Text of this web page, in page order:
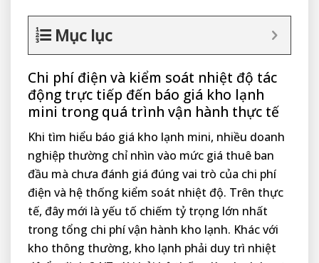
Mục lục
Chi phí điện và kiểm soát nhiệt độ tác
động trực tiếp đến báo giá kho lạnh
mini trong quá trình vận hành thực tế
Khi tìm hiểu báo giá kho lạnh mini, nhiều doanh
nghiệp thường chỉ nhìn vào mức giá thuê ban
đầu mà chưa đánh giá đúng vai trò của chi phí
điện và hệ thống kiểm soát nhiệt độ. Trên thực
tế, đây mới là yếu tố chiếm tỷ trọng lớn nhất
trong tổng chi phí vận hành kho lạnh. Khác với
kho thông thường, kho lạnh phải duy trì nhiệt